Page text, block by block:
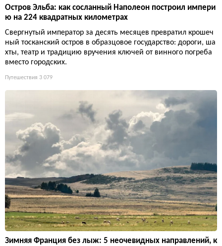
Остров Эльба: как сосланный Наполеон построил импери
ю на 224 квадратных километрах
Свергнутый император за десять месяцев превратил крошеч
ный тосканский остров в образцовое государство: дороги, ша
хты, театр и традицию вручения ключей от винного погреба
вместо городских.
Путешествия 3 079
Зимняя Франция без лыж: 5 неочевидных направлений, к